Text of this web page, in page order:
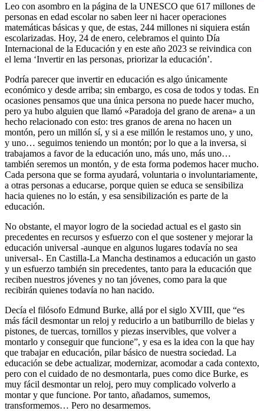
Leo con asombro en la página de la UNESCO que 617 millones de
personas en edad escolar no saben leer ni hacer operaciones
matemáticas básicas y que, de estas, 244 millones ni siquiera están
escolarizadas. Hoy, 24 de enero, celebramos el quinto Día
Internacional de la Educación y en este año 2023 se reivindica con
el lema ‘Invertir en las personas, priorizar la educación’.
Podría parecer que invertir en educación es algo únicamente
económico y desde arriba; sin embargo, es cosa de todos y todas. En
ocasiones pensamos que una única persona no puede hacer mucho,
pero ya hubo alguien que llamó «Paradoja del grano de arena» a un
hecho relacionado con esto: tres granos de arena no hacen un
montón, pero un millón sí, y si a ese millón le restamos uno, y uno,
y uno… seguimos teniendo un montón; por lo que a la inversa, si
trabajamos a favor de la educación uno, más uno, más uno…
también seremos un montón, y de esta forma podemos hacer mucho.
Cada persona que se forma ayudará, voluntaria o involuntariamente,
a otras personas a educarse, porque quien se educa se sensibiliza
hacia quienes no lo están, y esa sensibilización es parte de la
educación.
No obstante, el mayor logro de la sociedad actual es el gasto sin
precedentes en recursos y esfuerzo con el que sostener y mejorar la
educación universal -aunque en algunos lugares todavía no sea
universal-. En Castilla-La Mancha destinamos a educación un gasto
y un esfuerzo también sin precedentes, tanto para la educación que
reciben nuestros jóvenes y no tan jóvenes, como para la que
recibirán quienes todavía no han nacido.
Decía el filósofo Edmund Burke, allá por el siglo XVIII, que “es
más fácil desmontar un reloj y reducirlo a un batiburrillo de bielas y
pistones, de tuercas, tornillos y piezas inservibles, que volver a
montarlo y conseguir que funcione”, y esa es la idea con la que hay
que trabajar en educación, pilar básico de nuestra sociedad. La
educación se debe actualizar, modernizar, acomodar a cada contexto,
pero con el cuidado de no desmontarla, pues como dice Burke, es
muy fácil desmontar un reloj, pero muy complicado volverlo a
montar y que funcione. Por tanto, añadamos, sumemos,
transformemos… Pero no desarmemos.